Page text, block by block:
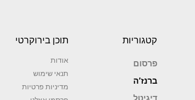
קטגוריות
פרסום
ברנז’ה
תוכן בירוקרטי
אודות
תנאי שימוש
מדיניות פרטיות